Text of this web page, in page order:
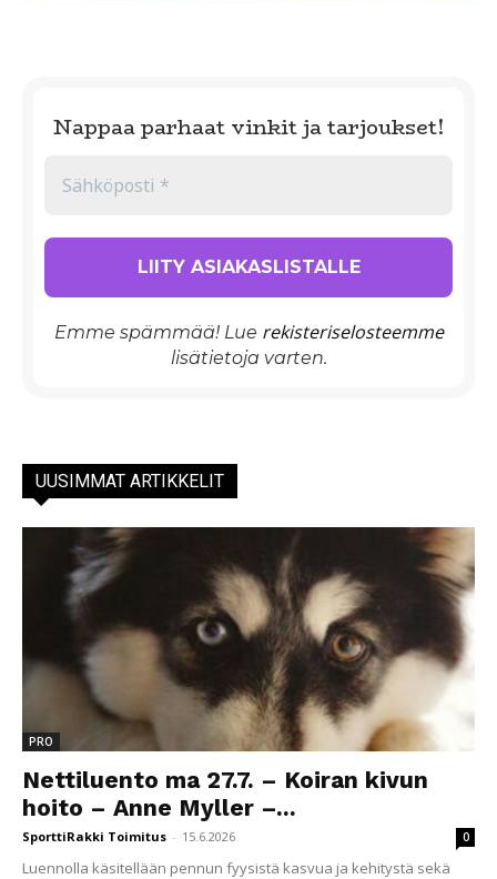
Nappaa parhaat vinkit ja tarjoukset!
Emme spämmää! Lue rekisteriselosteemme
lisätietoja varten.
UUSIMMAT ARTIKKELIT
PRO
Nettiluento ma 27.7. – Koiran kivun
hoito – Anne Myller –...
SporttiRakki Toimitus - 15.6.2026 0
Luennolla käsitellään pennun fyysistä kasvua ja kehitystä sekä